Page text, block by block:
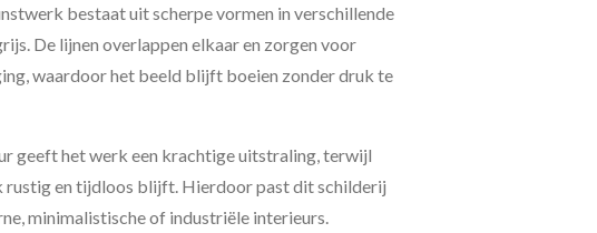
bestaat uit scherpe vormen in verschillende
De lijnen overlappen elkaar en zorgen voor
waardoor het beeld blijft boeien zonder druk te
geeft het werk een krachtige uitstraling, terwijl
rustig en tijdloos blijft. Hierdoor past dit schilderij
minimalistische of industriële interieurs.